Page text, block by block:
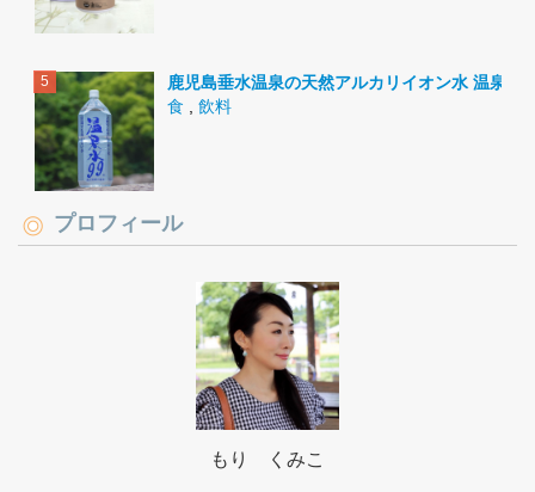
鹿児島垂水温泉の天然アルカリイオン水 温泉水
食
飲料
プロフィール
もり くみこ